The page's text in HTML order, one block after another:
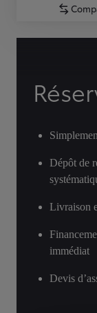
Dépôt de
Livraison
immédiat
Devis